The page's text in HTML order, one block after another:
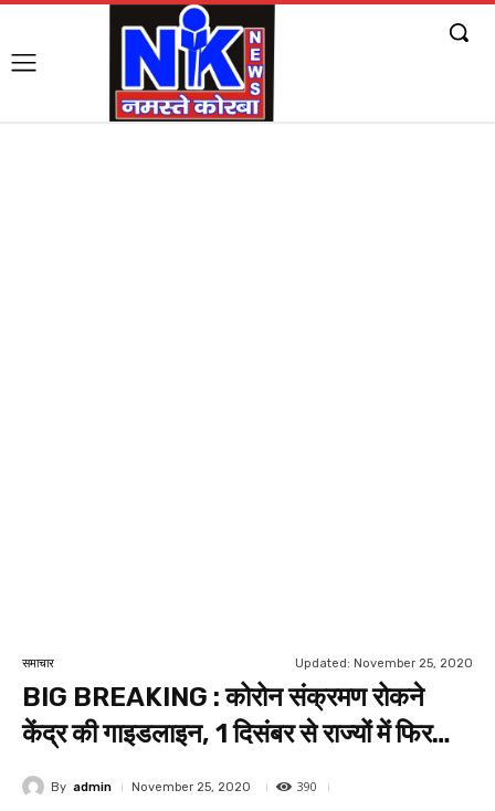
समाचार Updated: November 25, 2020
BIG BREAKING : कोरोन संक्रमण रोकने
केंद्र की गाइडलाइन, 1 दिसंबर से राज्यों में फिर…
By admin November 25, 2020 390